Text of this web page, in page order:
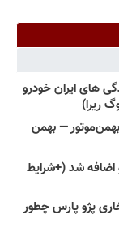
های ایران خودرو
ریرا)
— بهمن
اضافه شد (+شرایط
پژو پارس چطور